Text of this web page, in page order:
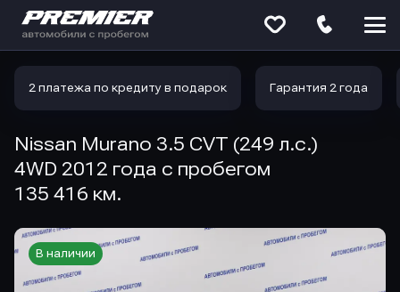
2 платежа по кредиту в подарок Гарантия 2 года
Nissan Murano 3.5 CVT (249 л.с.)
4WD 2012 года с пробегом
135 416 км.
В наличии